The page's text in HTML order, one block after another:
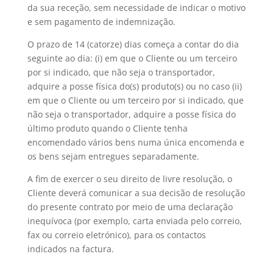
da sua receção, sem necessidade de indicar o motivo
e sem pagamento de indemnização.
O prazo de 14 (catorze) dias começa a contar do dia
seguinte ao dia: (i) em que o Cliente ou um terceiro
por si indicado, que não seja o transportador,
adquire a posse física do(s) produto(s) ou no caso (ii)
em que o Cliente ou um terceiro por si indicado, que
não seja o transportador, adquire a posse física do
último produto quando o Cliente tenha
encomendado vários bens numa única encomenda e
os bens sejam entregues separadamente.
A fim de exercer o seu direito de livre resolução, o
Cliente deverá comunicar a sua decisão de resolução
do presente contrato por meio de uma declaração
inequívoca (por exemplo, carta enviada pelo correio,
fax ou correio eletrónico), para os contactos
indicados na factura.